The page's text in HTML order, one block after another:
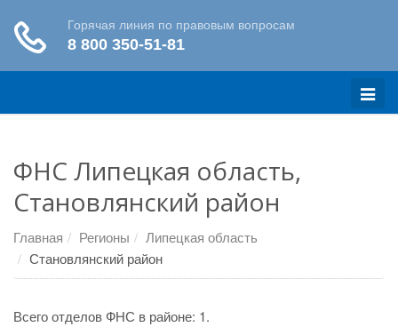
Меню
ФНС Липецкая область,
Становлянский район
Главная Регионы
Липецкая область
Становлянский район
Всего отделов ФНС в районе: 1.